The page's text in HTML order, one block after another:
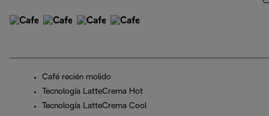
Café recién molido
Tecnología LatteCrema Hot
Tecnología LatteCrema Cool